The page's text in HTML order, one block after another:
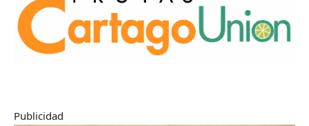
Publicidad